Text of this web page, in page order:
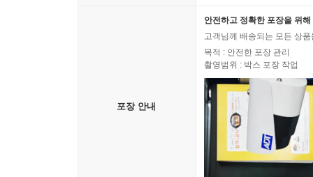
포장 안내
안전하고 정확한 포장을 위
고객님께 배송되는 모든 상
목적 : 안전한 포장 관리
촬영범위 : 박스 포장 작업